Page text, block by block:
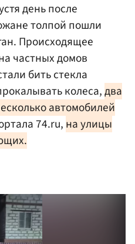
день после
толпой пошли
Происходящее
частных домов
бить стекла
колеса,два
автомобилей
74.ru, на улицы